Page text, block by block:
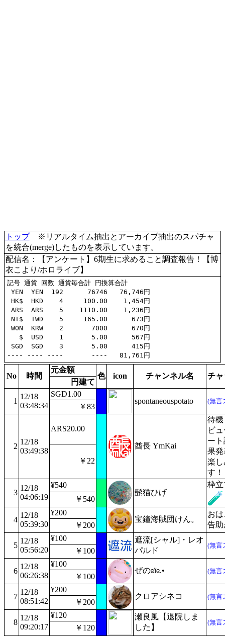
トップ※リアルタイム抽出とアーカイブ抽出のスパチャ
を統合(merge)したものを表示しています。
配信名：【アンケート】6期生に求めること調査報告！【博
衣こより/ホロライブ】
記号 通貨 回数 通貨毎合計 円換算合計
YEN  YEN  192      76746   76,746円
HK$  HKD    4     100.00    1,454円
ARS  ARS    5    1110.00    1,236円
NT$  TWD    5     165.00      673円
WON  KRW    2       7000      670円
   $  USD    1       5.00      567円
SGD  SGD    3       5.00      415円
No 時間
元金額
色 icon チャンネル名 チャ
円建て
1
12/18
03:48:34
SGD1.00
spontaneouspotato
(無言
￥83
2
12/18
03:49:38
ARS20.00
酋長 YmKai
待機
ビ
ー
果
楽
す！
￥22
3
12/18
04:06:19
¥540
髭猫ひげ
枠
￥540
4
12/18
05:39:30
¥200
宝鐘海賊団けん。
お
告助
￥200
5
12/18
05:56:20
¥100
遮流[シャル]・レオ
パルド
(無言
￥100
6
12/18
06:26:38
¥100
ぜのʚïɞ.• (無言
￥100
7
12/18
08:51:42
¥200
クロアシネコ (無言
￥200
8
12/18
09:20:17
¥120
瀬良風【退院しま
した】
(無言
￥120